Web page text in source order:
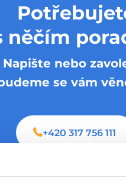
něčím
Napište nebo
se vám
+420 317 756 111